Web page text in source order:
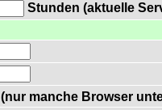
Stunden (aktuelle
(nur manche Browser